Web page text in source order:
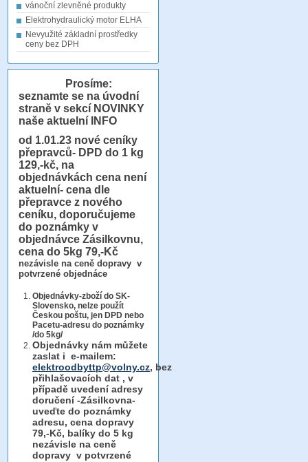
vánoční zlevněné produkty
Elektrohydraulický motor ELHA
Nevyužité základní prostředky
ceny bez DPH
Prosíme:
seznamte se na úvodní
straně v sekcí NOVINKY
naše aktuelní INFO
od 1.01.23 nové ceníky
přepravců- DPD do 1 kg
129,-kč, na
objednávkách cena není
aktuelní- cena dle
přepravce z nového
ceníku, doporučujeme
do poznámky v
objednávce Zásilkovnu,
cena do 5kg 79,-Kč
nezávisle na ceně dopravy v
potvrzené objednáce
Objednávky-zboží do SK-
Slovensko, nelze použít
Českou poštu, jen DPD nebo
Pacetu-adresu do poznámky
/do 5kg/
Objednávky nám můžete
zaslat i e-mailem:
elektroodbyttp@volny.cz, bez
přihlašovacích dat , v
případě uvedení adresy
doručení -Zásilkovna-
uveďte do poznámky
adresu, cena dopravy
79,-Kč, balíky do 5 kg
nezávisle na ceně
dopravy v potvrzené